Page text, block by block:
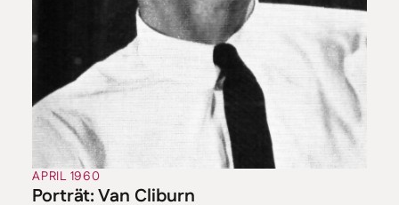
APRIL 1960
Porträt: Van Cliburn